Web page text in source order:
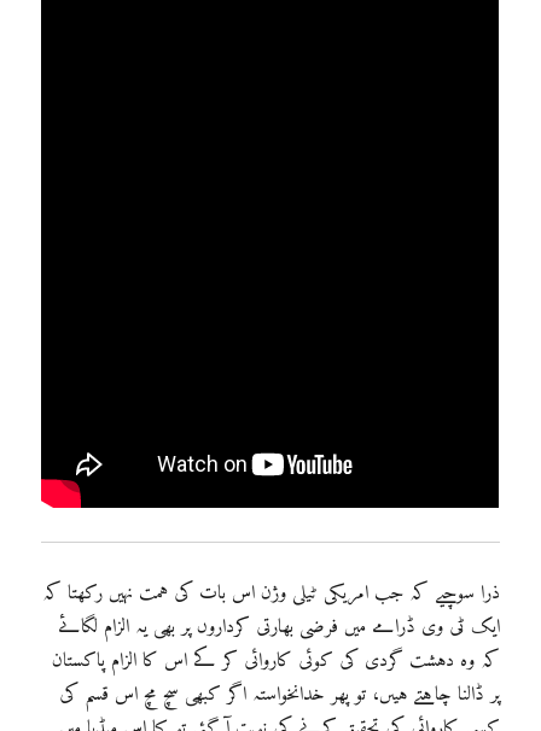
ذرا سوچیے کہ جب امریکی ٹیلی وژن اس بات کی ہمت نہیں رکھتا کہ
ایک ٹی وی ڈرامے میں فرضی بھارتی کرداروں پر بھی یہ الزام لگائے
کہ وہ دہشت گردی کی کوئی کاروائی کر کے اس کا الزام پاکستان
پر ڈالنا چاہتے ہیںں، تو پھر خدانخواستہ اگر کبھی سچ مچ اس قسم کی